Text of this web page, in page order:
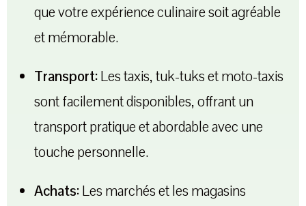
que votre expérience culinaire soit agréable
et mémorable.
Transport:Les taxis, tuk-tuks et moto-taxis
sont facilement disponibles, offrant un
transport pratique et abordable avec une
touche personnelle.
Achats:Les marchés et les magasins